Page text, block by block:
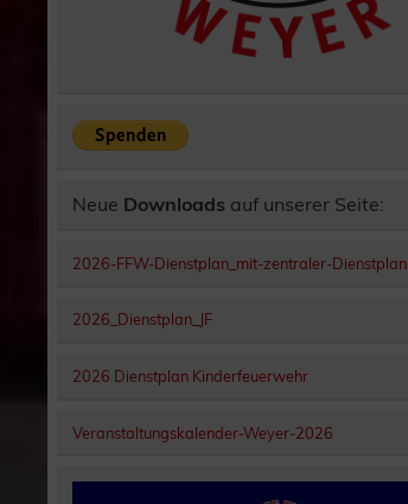
Neue Downloads auf unserer Seite:
2026-FFW-Dienstplan_mit-zentraler-Dienstplan
2026_Dienstplan_JF
2026 Dienstplan Kinderfeuerwehr
Veranstaltungskalender-Weyer-2026